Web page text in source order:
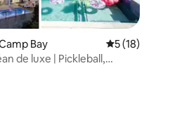
Bay Note moyenne de
5 (18)
de luxe | Pickleball,